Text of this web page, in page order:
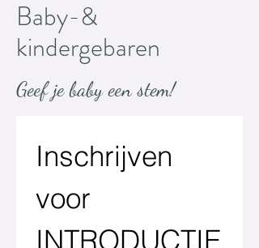
Baby-&
kindergebaren
Geef je baby een stem!
Inschrijven
voor
INTRODUCTIE